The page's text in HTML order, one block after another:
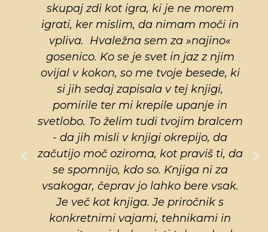
skupaj zdi kot igra, ki je ne morem
igrati, ker mislim, da nimam moči in
vpliva. Hvaležna sem za »najino«
gosenico. Ko se je svet in jaz z njim
ovijal v kokon, so me tvoje besede, ki
si jih sedaj zapisala v tej knjigi,
pomirile ter mi krepile upanje in
svetlobo. To želim tudi tvojim bralcem
- da jih misli v knjigi okrepijo, da
začutijo moč oziroma, kot praviš ti, da
se spomnijo, kdo so. Knjiga ni za
vsakogar, čeprav jo lahko bere vsak.
Je več kot knjiga. Je priročnik s
konkretnimi vajami, tehnikami in